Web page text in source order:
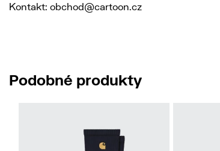
Kontakt: obchod@cartoon.cz
Podobné produkty